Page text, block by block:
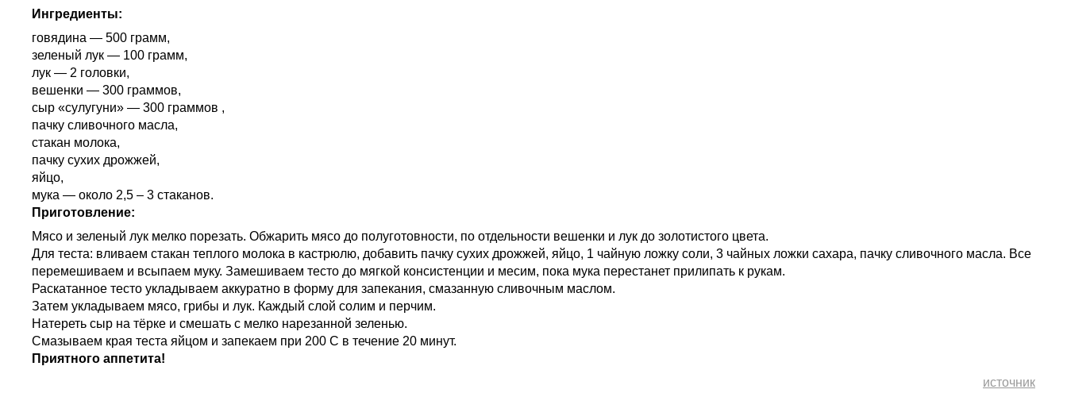
Ингредиенты:
говядина — 500 грамм,
зеленый лук — 100 грамм,
лук — 2 головки,
вешенки — 300 граммов,
сыр «сулугуни» — 300 граммов ,
пачку сливочного масла,
стакан молока,
пачку сухих дрожжей,
яйцо,
мука — около 2,5 – 3 стаканов.
Приготовление:
Мясо и зеленый лук мелко порезать. Обжарить мясо до полуготовности, по отдельности вешенки и лук до золотистого цвета.
Для теста: вливаем стакан теплого молока в кастрюлю, добавить пачку сухих дрожжей, яйцо, 1 чайную ложку соли, 3 чайных ложки сахара, пачку сливочного масла. Все
перемешиваем и всыпаем муку. Замешиваем тесто до мягкой консистенции и месим, пока мука перестанет прилипать к рукам.
Раскатанное тесто укладываем аккуратно в форму для запекания, смазанную сливочным маслом.
Затем укладываем мясо, грибы и лук. Каждый слой солим и перчим.
Натереть сыр на тёрке и смешать с мелко нарезанной зеленью.
Смазываем края теста яйцом и запекаем при 200 С в течение 20 минут.
Приятного аппетита!
источник